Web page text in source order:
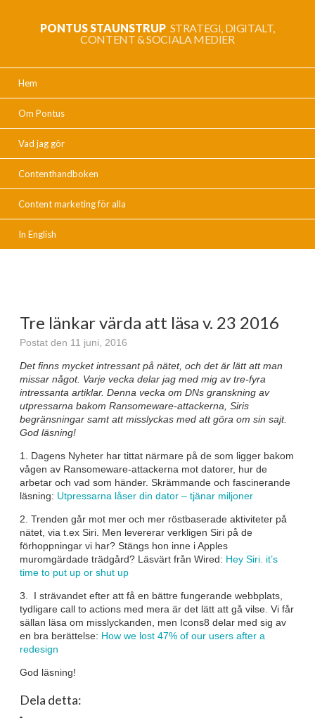
PONTUS STAUNSTRUP STRATEGI, DIGITALT,
CONTENT & SOCIALA MEDIER
Hem
Om Pontus
Vad jag gör
Contenthandboken
Content marketing för alla
In English
Tre länkar värda att läsa v. 23 2016
Postat den 11 juni, 2016
Det finns mycket intressant på nätet, och det är lätt att man
missar något. Varje vecka delar jag med mig av tre-fyra
intressanta artiklar. Denna vecka om DNs granskning av
utpressarna bakom Ransomeware-attackerna, Siris
begränsningar samt att misslyckas med att göra om sin sajt.
God läsning!
1. Dagens Nyheter har tittat närmare på de som ligger bakom
vågen av Ransomeware-attackerna mot datorer, hur de
arbetar och vad som händer. Skrämmande och fascinerande
läsning: Utpressarna låser din dator – tjänar miljoner
2. Trenden går mot mer och mer röstbaserade aktiviteter på
nätet, via t.ex Siri. Men levererar verkligen Siri på de
förhoppningar vi har? Stängs hon inne i Apples
muromgärdade trädgård? Läsvärt från Wired: Hey Siri. it’s
time to put up or shut up
3. I strävandet efter att få en bättre fungerande webbplats,
tydligare call to actions med mera är det lätt att gå vilse. Vi får
sällan läsa om misslyckanden, men Icons8 delar med sig av
en bra berättelse: How we lost 47% of our users after a
redesign
God läsning!
Dela detta: